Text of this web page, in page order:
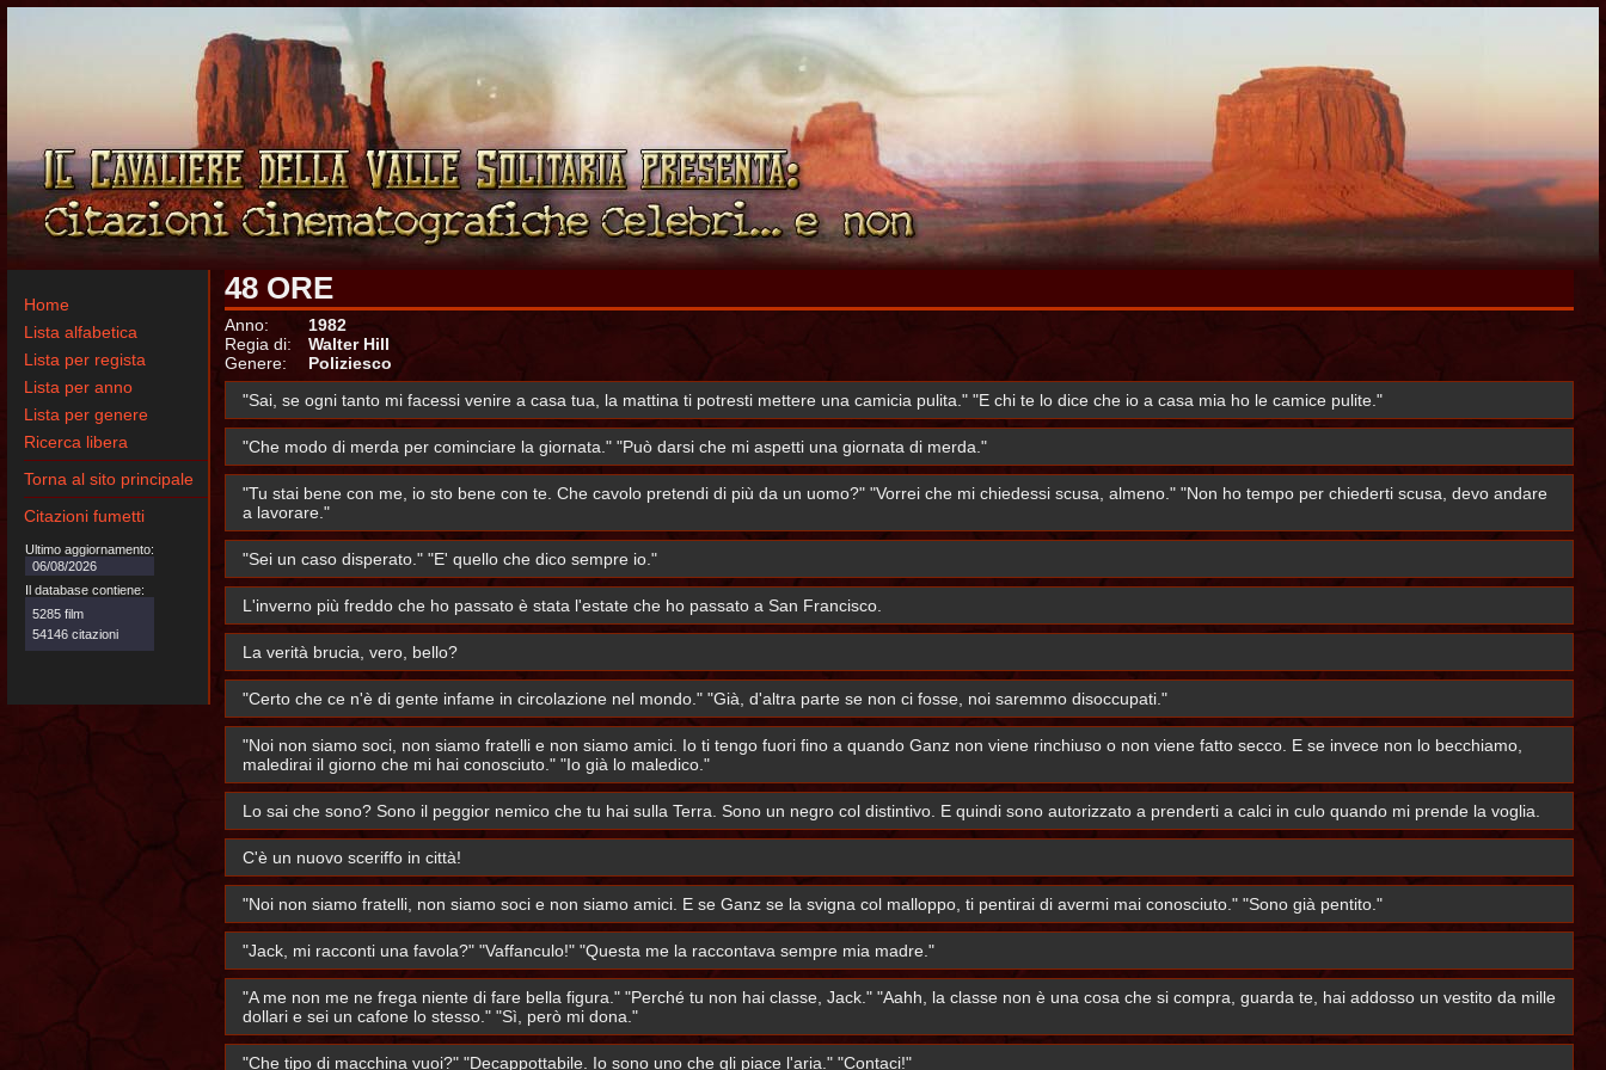
Home
Lista alfabetica
Lista per regista
Lista per anno
Lista per genere
Ricerca libera
Torna al sito principale
Citazioni fumetti
Ultimo aggiornamento:
06/08/2026
Il database contiene:
5285 film
54146 citazioni
48 ORE
Anno:
1982
Regia di:
Walter Hill
Genere:
Poliziesco
"Sai, se ogni tanto mi facessi venire a casa tua, la mattina ti potresti mettere una camicia pulita." "E chi te lo dice che io a casa mia ho le camice pulite."
"Che modo di merda per cominciare la giornata." "Può darsi che mi aspetti una giornata di merda."
"Tu stai bene con me, io sto bene con te. Che cavolo pretendi di più da un uomo?" "Vorrei che mi chiedessi scusa, almeno." "Non ho tempo per chiederti scusa, devo andare
a lavorare."
"Sei un caso disperato." "E' quello che dico sempre io."
L'inverno più freddo che ho passato è stata l'estate che ho passato a San Francisco.
La verità brucia, vero, bello?
"Certo che ce n'è di gente infame in circolazione nel mondo." "Già, d'altra parte se non ci fosse, noi saremmo disoccupati."
"Noi non siamo soci, non siamo fratelli e non siamo amici. Io ti tengo fuori fino a quando Ganz non viene rinchiuso o non viene fatto secco. E se invece non lo becchiamo,
maledirai il giorno che mi hai conosciuto." "Io già lo maledico."
Lo sai che sono? Sono il peggior nemico che tu hai sulla Terra. Sono un negro col distintivo. E quindi sono autorizzato a prenderti a calci in culo quando mi prende la voglia.
C'è un nuovo sceriffo in città!
"Noi non siamo fratelli, non siamo soci e non siamo amici. E se Ganz se la svigna col malloppo, ti pentirai di avermi mai conosciuto." "Sono già pentito."
"Jack, mi racconti una favola?" "Vaffanculo!" "Questa me la raccontava sempre mia madre."
"A me non me ne frega niente di fare bella figura." "Perché tu non hai classe, Jack." "Aahh, la classe non è una cosa che si compra, guarda te, hai addosso un vestito da mille
dollari e sei un cafone lo stesso." "Sì, però mi dona."
"Che tipo di macchina vuoi?" "Decappottabile. Io sono uno che gli piace l'aria." "Contaci!"